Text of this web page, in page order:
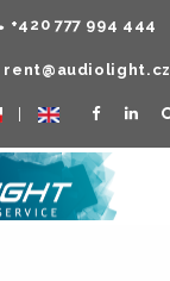
+420 777 994 444
rent@audiolight.cz